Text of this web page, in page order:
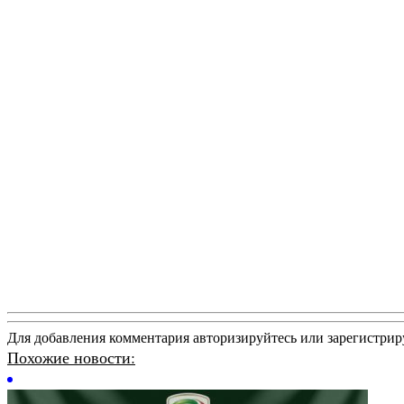
Для добавления комментария авторизируйтесь или
Похожие новости: